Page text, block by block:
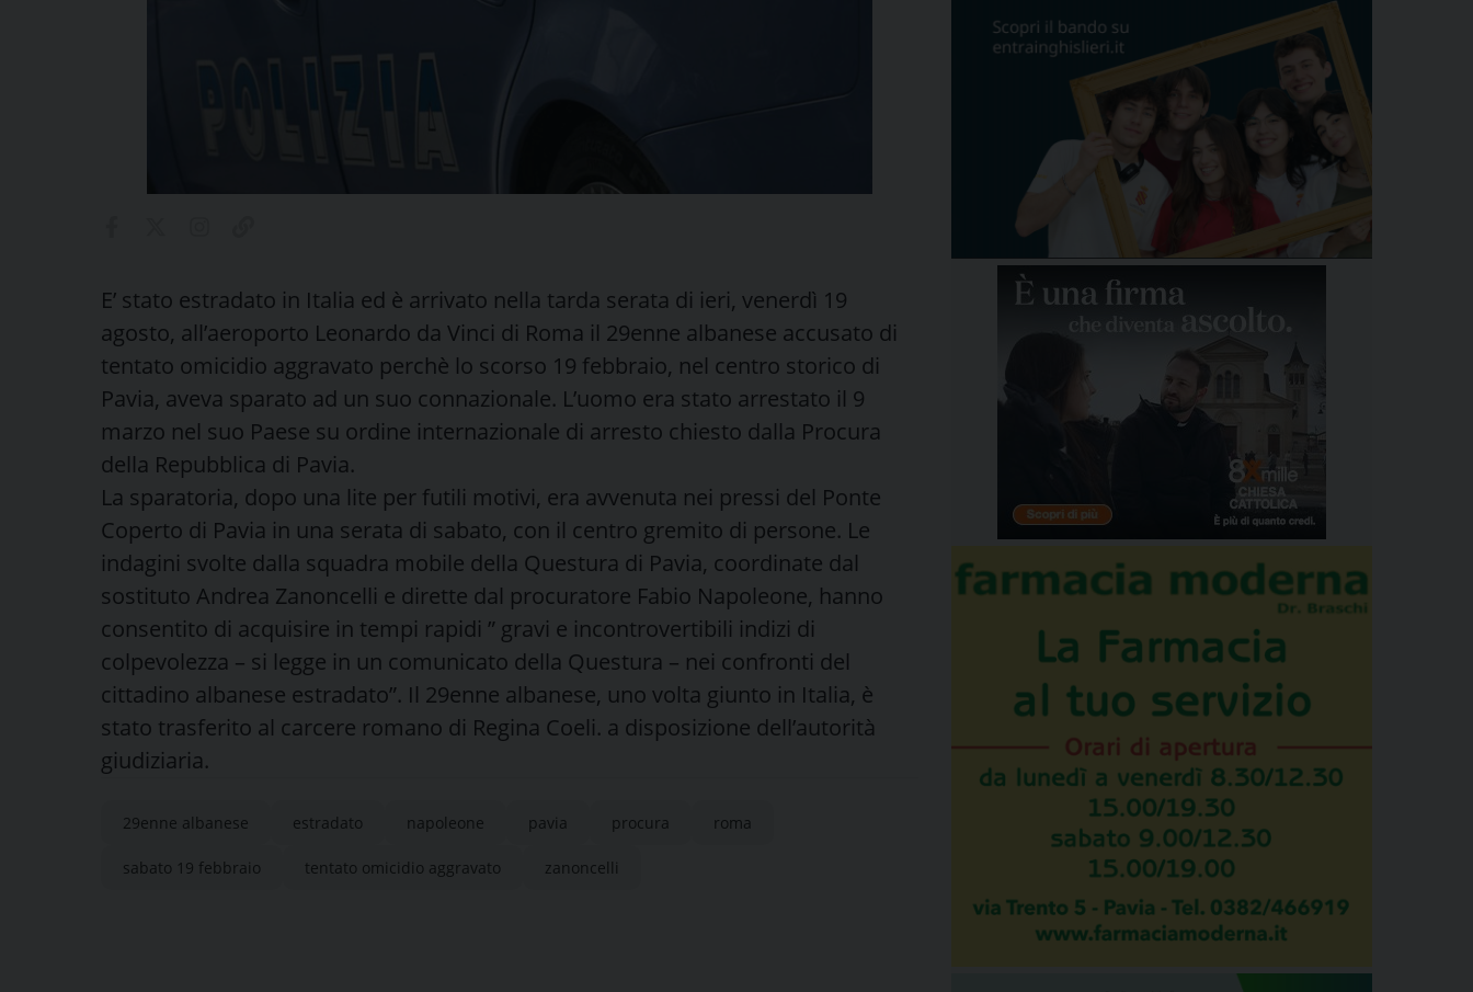
E’ stato estradato in Italia ed è arrivato nella tarda serata di ieri, venerdì 19
agosto, all’aeroporto Leonardo da Vinci di Roma il 29enne albanese accusato di
tentato omicidio aggravato perchè lo scorso 19 febbraio, nel centro storico di
Pavia, aveva sparato ad un suo connazionale. L’uomo era stato arrestato il 9
marzo nel suo Paese su ordine internazionale di arresto chiesto dalla Procura
della Repubblica di Pavia.
La sparatoria, dopo una lite per futili motivi, era avvenuta nei pressi del Ponte
Coperto di Pavia in una serata di sabato, con il centro gremito di persone. Le
indagini svolte dalla squadra mobile della Questura di Pavia, coordinate dal
sostituto Andrea Zanoncelli e dirette dal procuratore Fabio Napoleone, hanno
consentito di acquisire in tempi rapidi ” gravi e incontrovertibili indizi di
colpevolezza – si legge in un comunicato della Questura – nei confronti del
cittadino albanese estradato”. Il 29enne albanese, uno volta giunto in Italia, è
stato trasferito al carcere romano di Regina Coeli. a disposizione dell’autorità
giudiziaria.
29enne albanese estradato napoleone pavia procura roma
sabato 19 febbraio tentato omicidio aggravato zanoncelli